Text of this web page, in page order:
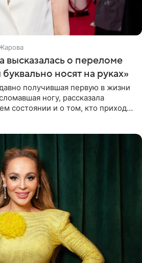
высказалась о переломе
носят на руках»
получившая первую в жизни
ногу, рассказала
состоянии и о том, кто приходит